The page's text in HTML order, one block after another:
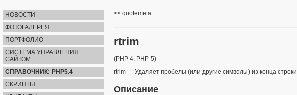
НОВОСТИ
ФОТОГАЛЕРЕЯ
ПОРТФОЛИО
СИСТЕМА УПРАВЛЕНИЯ
САЙТОМ
СПРАВОЧНИК: PHP5.4
СКРИПТЫ
quotemeta
rtrim
(PHP 4, PHP 5)
rtrim — Удаляет пробелы (или другие символы) из конца строки
Описание